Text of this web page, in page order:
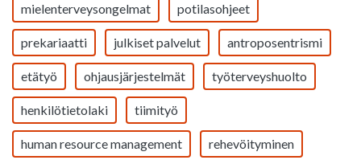
mielenterveysongelmat potilasohjeet
prekariaatti julkiset palvelut antroposentrismi
etätyö ohjausjärjestelmät työterveyshuolto
henkilötietolaki tiimityö
human resource management rehevöityminen